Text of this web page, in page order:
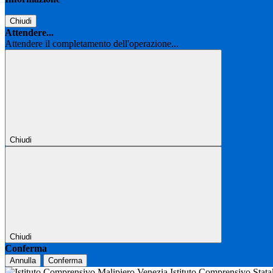
Chiudi
Attendere...
Attendere il completamento dell'operazione...
Chiudi
Chiudi
Conferma
Annulla Conferma